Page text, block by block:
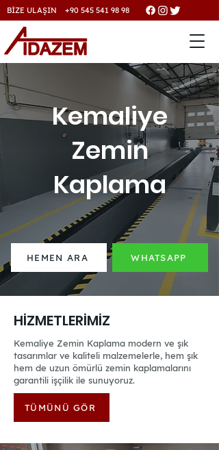
BİZE ULAŞIN +90 545 541 98 98
Kemaliye
Zemin
Kaplama
HEMEN ARA WHATSAPP
HİZMETLERİMİZ
Kemaliye Zemin Kaplama modern ve şık
tasarımlar ve kaliteli malzemelerle, hem şık
hem de uzun ömürlü zemin kaplamalarını
garantili işçilik ile sunuyoruz.
TÜMÜNÜ GÖR